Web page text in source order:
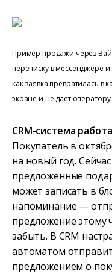
Пример продажи через
переписку в мессенджере и
как заявка превратилась в
экране и не дает
CRM-система
Покупатель в
на новый год.
предложенные
может записать в
напоминание —
предложение этому
забыть. В CRM
автоматом
предложением о